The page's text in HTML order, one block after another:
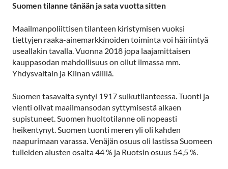
Suomen tilanne tänään ja sata vuotta sitten
Maailmanpoliittisen tilanteen kiristymisen vuoksi
tiettyjen raaka-ainemarkkinoiden toiminta voi häiriintyä
useallakin tavalla. Vuonna 2018 jopa laajamittaisen
kauppasodan mahdollisuus on ollut ilmassa mm.
Yhdysvaltain ja Kiinan välillä.
Suomen tasavalta syntyi 1917 sulkutilanteessa. Tuonti ja
vienti olivat maailmansodan syttymisestä alkaen
supistuneet. Suomen huoltotilanne oli nopeasti
heikentynyt. Suomen tuonti meren yli oli kahden
naapurimaan varassa. Venäjän osuus oli lastissa Suomeen
tulleiden alusten osalta 44 % ja Ruotsin osuus 54,5 %.